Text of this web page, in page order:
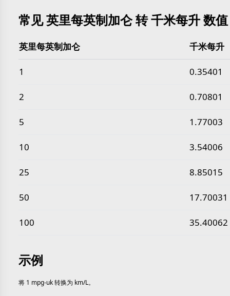
常见 英里每英制加仑 转 千米每升 数值
常见 英里每英制加仑 转 千米每升 数值
英里每英制加仑 千米每升
1 0.35401
2 0.70801
5 1.77003
10 3.54006
25 8.85015
50 17.70031
100 35.40062
示例
将 1 mpg-uk 转换为 km/L。